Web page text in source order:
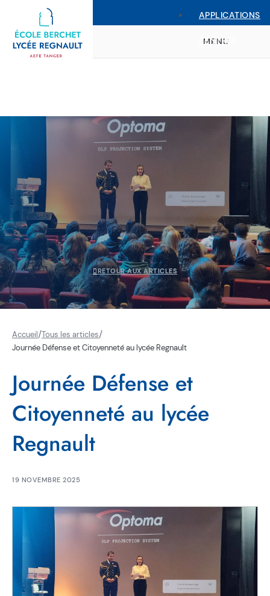
APPLICATIONS
RENTRÉE
MENU
RETOUR AUX ARTICLES
Accueil/Tous les articles/
Journée Défense et Citoyenneté au lycée Regnault
Journée Défense et
Citoyenneté au lycée
Regnault
19 NOVEMBRE 2025